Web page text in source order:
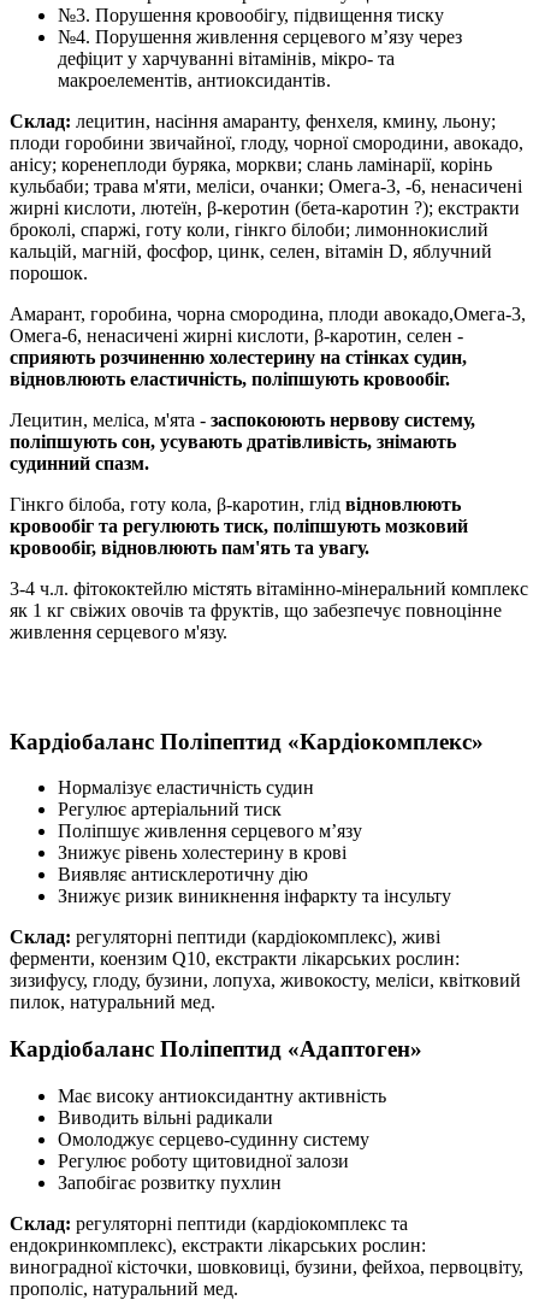
№3. Порушення кровообігу, підвищення тиску
№4. Порушення живлення серцевого м’язу через
дефіцит у харчуванні вітамінів, мікро- та
макроелементів, антиоксидантів.
Склад: лецитин, насіння амаранту, фенхеля, кмину, льону;
плоди горобини звичайної, глоду, чорної смородини, авокадо,
анісу; коренеплоди буряка, моркви; слань ламінарії, корінь
кульбаби; трава м'яти, меліси, очанки; Омега-3, -6, ненасичені
жирні кислоти, лютеїн, β-керотин (бета-каротин ?); екстракти
броколі, спаржі, готу коли, гінкго білоби; лимоннокислий
кальцій, магній, фосфор, цинк, селен, вітамін D, яблучний
порошок.
Амарант, горобина, чорна смородина, плоди авокадо,Омега-3,
Омега-6, ненасичені жирні кислоти, β-каротин, селен -
сприяють розчиненню холестерину на стінках судин,
відновлюють еластичність, поліпшують кровообіг.
Лецитин, меліса, м'ята - заспокоюють нервову систему,
поліпшують сон, усувають дратівливість, знімають
судинний спазм.
Гінкго білоба, готу кола, β-каротин, глід відновлюють
кровообіг та регулюють тиск, поліпшують мозковий
кровообіг, відновлюють пам'ять та увагу.
3-4 ч.л. фітококтейлю містять вітамінно-мінеральний комплекс
як 1 кг свіжих овочів та фруктів, що забезпечує повноцінне
живлення серцевого м'язу.
Кардіобаланс Поліпептид «Кардіокомплекс»
Нормалізує еластичність судин
Регулює артеріальний тиск
Поліпшує живлення серцевого м’язу
Знижує рівень холестерину в крові
Виявляє антисклеротичну дію
Знижує ризик виникнення інфаркту та інсульту
Склад: регуляторні пептиди (кардіокомплекс), живі
ферменти, коензим Q10, екстракти лікарських рослин:
зизифусу, глоду, бузини, лопуха, живокосту, меліси, квітковий
пилок, натуральний мед.
Кардіобаланс Поліпептид «Адаптоген»
Має високу антиоксидантну активність
Виводить вільні радикали
Омолоджує серцево-судинну систему
Регулює роботу щитовидної залози
Запобігає розвитку пухлин
Склад: регуляторні пептиди (кардіокомплекс та
ендокринкомплекс), екстракти лікарських рослин:
виноградної кісточки, шовковиці, бузини, фейхоа, первоцвіту,
прополіс, натуральний мед.